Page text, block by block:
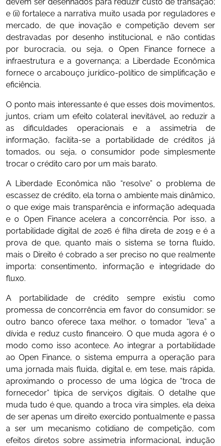
e (ii) fortalece a narrativa muito usada por reguladores e
mercado, de que inovação e competição devem ser
destravadas por desenho institucional, e não contidas
por burocracia, ou seja, o Open Finance fornece a
infraestrutura e a governança; a Liberdade Econômica
fornece o arcabouço jurídico-político de simplificação e
eficiência.
O ponto mais interessante é que esses dois movimentos,
juntos, criam um efeito colateral inevitável, ao reduzir a
as dificuldades operacionais e a assimetria de
informação, facilita-se a portabilidade de créditos já
tomados, ou seja, o consumidor pode simplesmente
trocar o crédito caro por um mais barato.
A Liberdade Econômica não “resolve” o problema de
escassez de crédito, ela torna o ambiente mais dinâmico,
o que exige mais transparência e informação adequada
e o Open Finance acelera a concorrência. Por isso, a
portabilidade digital de 2026 é filha direta de 2019 e é a
prova de que, quanto mais o sistema se torna fluido,
mais o Direito é cobrado a ser preciso no que realmente
importa: consentimento, informação e integridade do
fluxo.
A portabilidade de crédito sempre existiu como
promessa de concorrência em favor do consumidor: se
outro banco oferece taxa melhor, o tomador “leva” a
dívida e reduz custo financeiro. O que muda agora é o
modo como isso acontece. Ao integrar a portabilidade
ao Open Finance, o sistema empurra a operação para
uma jornada mais fluida, digital e, em tese, mais rápida,
aproximando o processo de uma lógica de “troca de
fornecedor” típica de serviços digitais. O detalhe que
muda tudo é que, quando a troca vira simples, ela deixa
de ser apenas um direito exercido pontualmente e passa
a ser um mecanismo cotidiano de competição, com
efeitos diretos sobre assimetria informacional, indução